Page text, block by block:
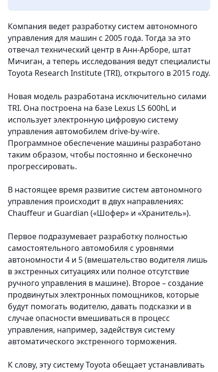
Компания ведет разработку систем автономного
управления для машин с 2005 года. Тогда за это
отвечал технический центр в Анн-Арборе, штат
Мичиган, а теперь исследования ведут специалисты
Toyota Research Institute (TRI), открытого в 2015 году.
Новая модель разработана исключительно силами
TRI. Она построена на базе Lexus LS 600hL и
использует электронную цифровую систему
управления автомобилем drive-by-wire.
Программное обеспечение машины разработано
таким образом, чтобы постоянно и бесконечно
прогрессировать.
В настоящее время развитие систем автономного
управления происходит в двух направлениях:
Chauffeur и Guardian («Шофер» и «Хранитель»).
Первое подразумевает разработку полностью
самостоятельного автомобиля с уровнями
автономности 4 и 5 (вмешательство водителя лишь
в экстренных ситуациях или полное отсутствие
ручного управления в машине). Второе – создание
продвинутых электронных помощников, которые
будут помогать водителю, давать подсказки и в
случае опасности вмешиваться в процесс
управления, например, задействуя систему
автоматического экстренного торможения.
К слову, эту систему Toyota обещает устанавливать